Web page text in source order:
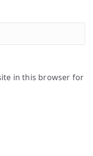
in this browser for